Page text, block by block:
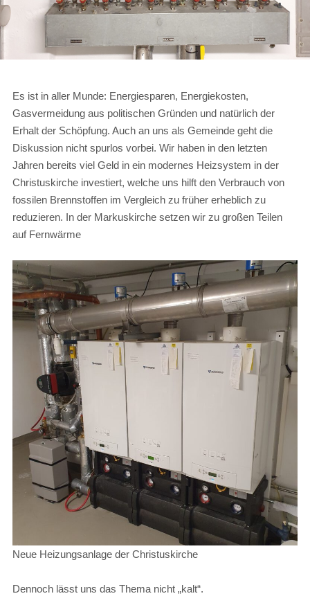
Es ist in aller Munde: Energiesparen, Energiekosten,
Gasvermeidung aus politischen Gründen und natürlich der
Erhalt der Schöpfung. Auch an uns als Gemeinde geht die
Diskussion nicht spurlos vorbei. Wir haben in den letzten
Jahren bereits viel Geld in ein modernes Heizsystem in der
Christuskirche investiert, welche uns hilft den Verbrauch von
fossilen Brennstoffen im Vergleich zu früher erheblich zu
reduzieren. In der Markuskirche setzen wir zu großen Teilen
auf Fernwärme
Neue Heizungsanlage der Christuskirche
Dennoch lässt uns das Thema nicht „kalt“.